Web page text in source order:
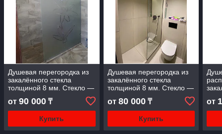
Душевая перегородка из
закалённого стекла
толщиной 8 мм. Стекло —
матовое с рисунком,
фурнитура —хром
от 90 000 ₸
Купить
Душевая перегородка из
закалённого стекла
толщиной 8 мм. Стекло —
прозрачное, фурнитура —
черная
от 80 000₸
Купить
от